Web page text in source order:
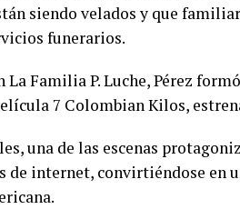
siendo velados y que
funerarios.
Familia P. Luche, Pérez
7 Colombian Kilos,
una de las escenas
de internet, convirtiéndose en